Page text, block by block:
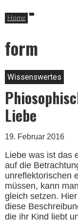
Home
form
Wissenswertes
Liebe
19. Februar 2016
Liebe was ist das
auf die
unreflektorischen
müssen, kann
gleich setzen.
diese
die ihr Kind liebt